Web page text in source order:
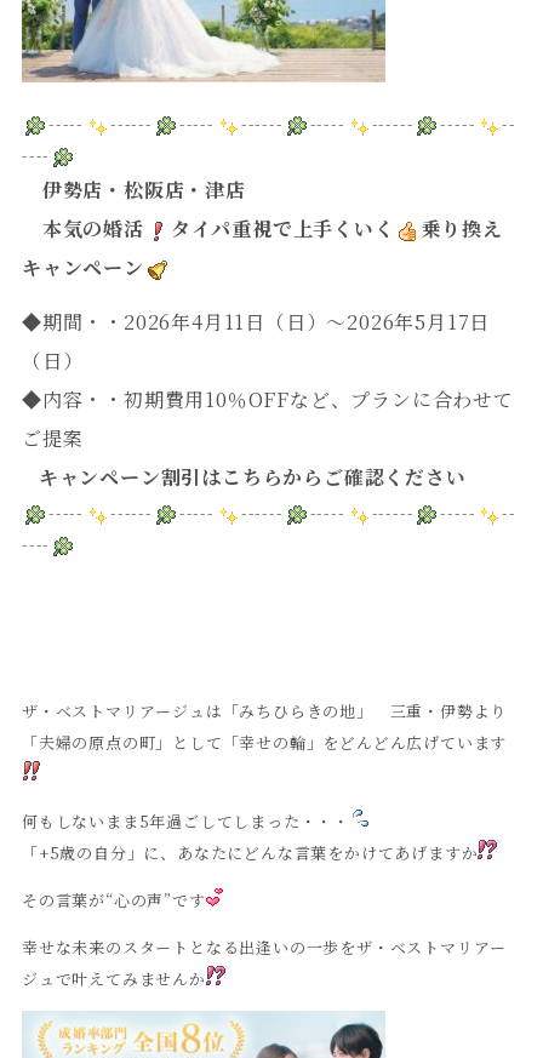
----- ------ ----- ------ ----- ------ -----
--
----
伊勢店・松阪店・津店
本気の婚活
タイパ重視で上手くいく
乗り換え
キャンペーン
◆期間・・2026年4月11日（日）～2026年5月17日
（日）
◆内容・・初期費用10％OFFなど、プランに合わせて
ご提案
キャンペーン割引はこちらからご確認ください
----- ------ ----- ------ ----- ------ -----
--
----
ザ・ベストマリアージュは「みちひらきの地」 三重・伊勢より
「夫婦の原点の町」として「幸せの輪」をどんどん広げています
何もしないまま5年過ごしてしまった・・・
「+5歳の自分」に、あなたにどんな言葉をかけてあげますか
その言葉が“心の声”です
幸せな未来のスタートとなる出逢いの一歩をザ・ベストマリアー
ジュで叶えてみませんか